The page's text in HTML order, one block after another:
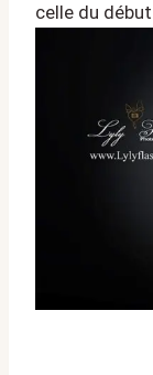
celle du début